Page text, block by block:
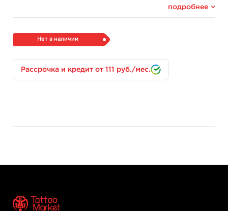
подробнее
Нет в наличии
Рассрочка и кредит от 111 руб./мес.